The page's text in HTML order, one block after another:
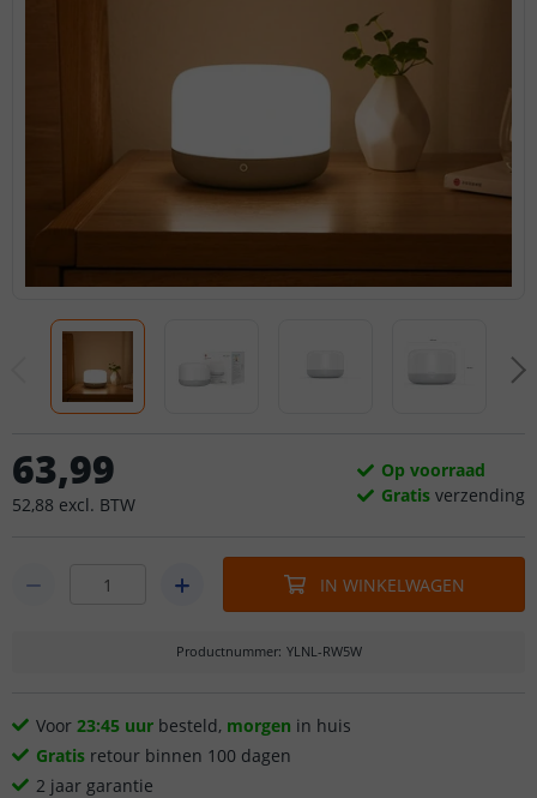
63,99
52,88 excl. BTW
Op voorraad
Gratis verzending
IN WINKELWAGEN
Productnummer: YLNL-RW5W
Voor 23:45 uur besteld, morgen in huis
Gratis retour binnen 100 dagen
2 jaar garantie